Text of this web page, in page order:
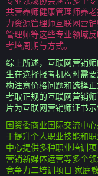
共营养师健康管理师养
力资源管理师互联网营
管理师等这些专业领域
考培周期与方式。
综上所述，互联网营销
生在选择报考机构时需
构注意价格问题和选择
考取正规的互联网营销
片为互联网营销师证书示
国资委商业国际交流中
于提升个人职业技能和
中心提供多种职业培训
营销新媒体运营等多个
竞争力二培训项目 家庭